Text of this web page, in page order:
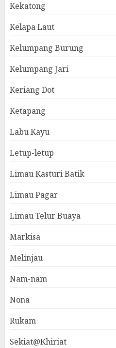
Kekatong
Kelapa Laut
Kelumpang Burung
Kelumpang Jari
Keriang Dot
Ketapang
Labu Kayu
Letup-letup
Limau Kasturi Batik
Limau Pagar
Limau Telur Buaya
Markisa
Melinjau
Nam-nam
Nona
Rukam
Sekiat@Khiriat